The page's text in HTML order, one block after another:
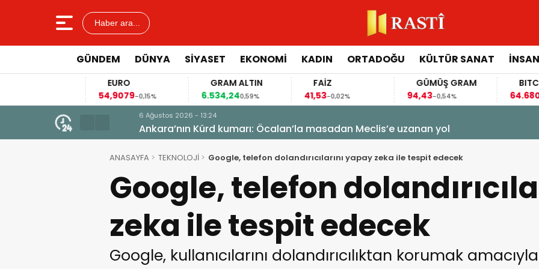
Haber ara...
GÜNDEM DÜNYA SİYASET EKONOMİ KADIN ORTADOĞU KÜLTÜR SANAT
-0,15%
GRAM ALTIN
6.534,240,59% -0,02%
GÜMÜŞ GRAM
-0,54%
64.680,00-
6 Ağustos 2026 - 13:24
Ankara’nın Kürd kumarı: Öcalan’la masadan Meclis’e uzanan yol
ANASAYFA TEKNOLOJİ Google, telefon dolandırıcılarını yapay zeka ile tespit edecek
Google, telefon
zeka ile tespit edecek
Google, kullanıcılarını dolandırıcılıktan korumak